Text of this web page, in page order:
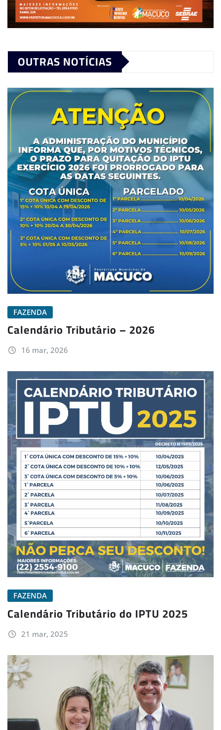
OUTRAS NOTÍCIAS
FAZENDA
Calendário Tributário – 2026
16 mar, 2026
FAZENDA
Calendário Tributário do IPTU 2025
21 mar, 2025